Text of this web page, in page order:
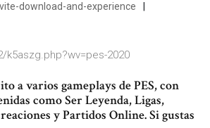
download-and-experience
2020
a varios gameplays de PES, con
como Ser Leyenda, Ligas,
y Partidos Online. Si gustas